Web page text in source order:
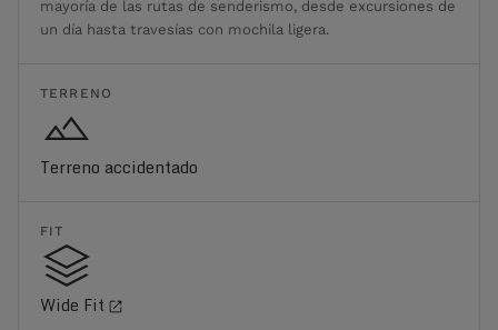
mayoría de las rutas de senderismo, desde excursiones de
un día hasta travesías con mochila ligera.
TERRENO
Terreno accidentado
FIT
Wide Fit